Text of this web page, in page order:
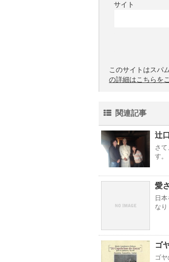
サイト
このサイトはスパ
の詳細はこちらを
関連記事
辻
さ
す
愛
日
な
ゴ
ゴ